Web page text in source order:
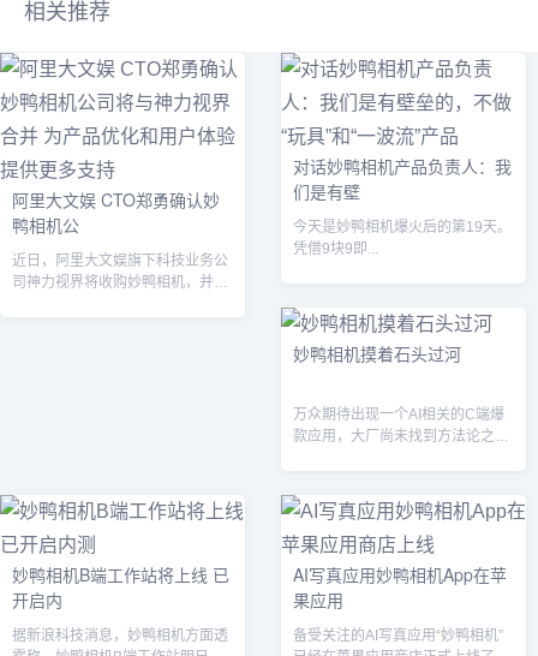
相关推荐
阿里大文娱 CTO郑勇确认妙
鸭相机公
近日，阿里大文娱旗下科技业务公
司神力视界将收购妙鸭相机，并入
对话妙鸭相机产品负责人：我
们是有壁
今天是妙鸭相机爆火后的第19天。
凭借9块9即...
妙鸭相机摸着石头过河
万众期待出现一个AI相关的C端爆
款应用，大厂尚未找到方法论之
妙鸭相机B端工作站将上线 已
开启内
据新浪科技消息，妙鸭相机方面透
AI写真应用妙鸭相机App在苹
果应用
备受关注的AI写真应用“妙鸭相机”